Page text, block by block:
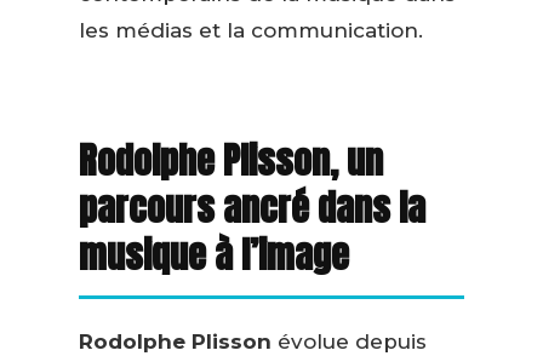
les médias et la communication.
Rodolphe Plisson, un
parcours ancré dans la
musique à l’image
Rodolphe Plisson évolue depuis